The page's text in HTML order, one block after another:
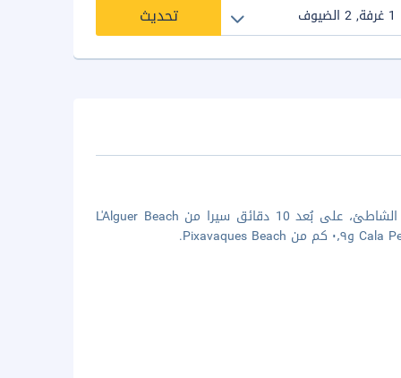
تحديث
عندما تقيم في هذه الشقة في لاميتلا دو مار، ستكون في منشأة قريبة من الشاطئ، على بُعد 10 دقائق سيرا من L'Alguer Beach